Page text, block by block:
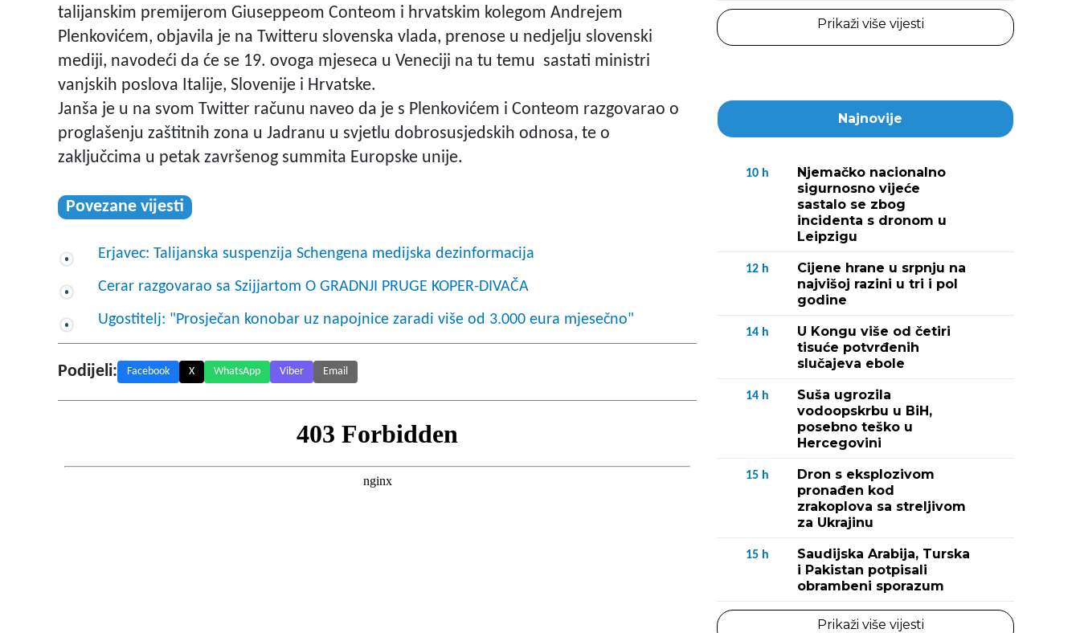
talijanskim premijerom Giuseppeom Conteom i hrvatskim kolegom Andrejem
Plenkovićem, objavila je na Twitteru slovenska vlada, prenose u nedjelju slovenski
mediji, navodeći da će se 19. ovoga mjeseca u Veneciji na tu temu sastati ministri
vanjskih poslova Italije, Slovenije i Hrvatske.
Janša je u na svom Twitter računu naveo da je s Plenkovićem i Conteom razgovarao o
proglašenju zaštitnih zona u Jadranu u svjetlu dobrosusjedskih odnosa, te o
zaključcima u petak završenog summita Europske unije.
Povezane vijesti
Erjavec: Talijanska suspenzija Schengena medijska dezinformacija
Cerar razgovarao sa Szijjartom O GRADNJI PRUGE KOPER-DIVAČA
Ugostitelj: "Prosječan konobar uz napojnice zaradi više od 3.000 eura mjesečno"
Podijeli: Facebook X WhatsApp Viber Email
Prikaži više vijesti
Najnovije
10 h
Njemačko nacionalno
sigurnosno vijeće
sastalo se zbog
incidenta s dronom u
Leipzigu
12 h
Cijene hrane u srpnju na
najvišoj razini u tri i pol
godine
14 h
U Kongu više od četiri
tisuće potvrđenih
slučajeva ebole
14 h
Suša ugrozila
vodoopskrbu u BiH,
posebno teško u
Hercegovini
15 h
Dron s eksplozivom
pronađen kod
zrakoplova sa streljivom
za Ukrajinu
15 h
Saudijska Arabija, Turska
i Pakistan potpisali
obrambeni sporazum
Prikaži više vijesti